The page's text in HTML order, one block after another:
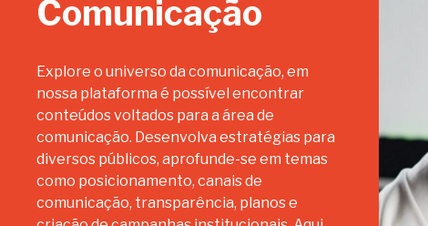
Comunicação
Explore o universo da comunicação, em
nossa plataforma é possível encontrar
conteúdos voltados para a área de
comunicação. Desenvolva estratégias para
diversos públicos, aprofunde-se em temas
como posicionamento, canais de
comunicação, transparência, planos e